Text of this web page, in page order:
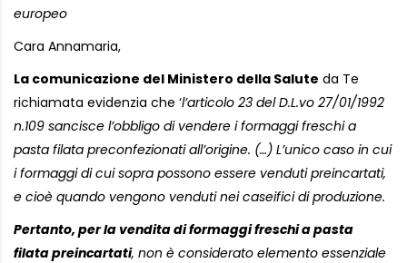
europeo
Cara Annamaria,
La comunicazione del Ministero della Salute da Te
richiamata evidenzia che ‘l’articolo 23 del D.L.vo 27/01/1992
n.109 sancisce l’obbligo di vendere i formaggi freschi a
pasta filata preconfezionati all’origine. (…) L’unico caso in cui
i formaggi di cui sopra possono essere venduti preincartati,
e cioè quando vengono venduti nei caseifici di produzione.
Pertanto, per la vendita di formaggi freschi a pasta
filata preincartati, non è considerato elemento essenziale